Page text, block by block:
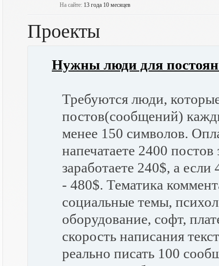
На сайте: 13 года 10 месяцев
Проекты
Нужны люди для
Требуются люди,
постов(сообщений)
менее 150 символов.
напечатаете 2400
заработаете 240$, а
- 480$. Тематика
социальные темы,
оборудование, софт,
скорость написания
реально писать 100